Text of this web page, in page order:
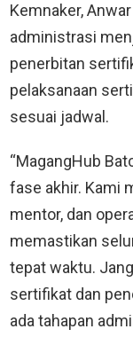
Kemnaker,
administrasi
penerbitan
pelaksanaan
sesuai jadwal.
“MagangHub
fase akhir. Kami
mentor, dan
memastikan
tepat waktu.
sertifikat dan
ada tahapan